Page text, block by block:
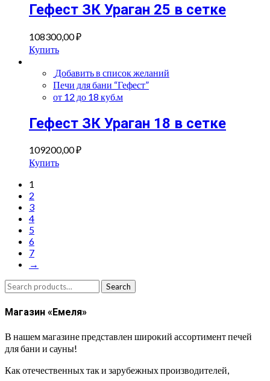
Гефест ЗК Ураган 25 в сетке
108300,00₽
Купить
Добавить в список желаний
Печи для бани “Гефест”
от 12 до 18 куб.м
Гефест ЗК Ураган 18 в сетке
109200,00₽
Купить
1
2
3
4
5
6
7
→
Search
for:
Search
Магазин «Емеля»
В нашем магазине представлен широкий ассортимент печей
для бани и сауны!
Как отечественных так и зарубежных производителей,